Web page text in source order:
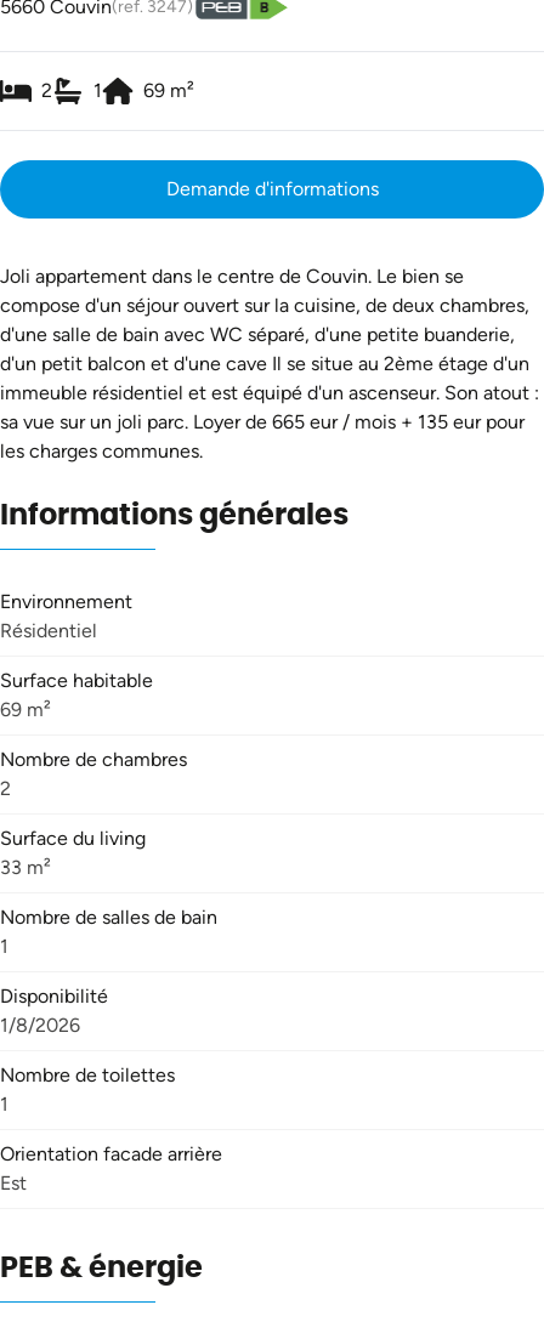
5660 Couvin(ref. 3247)
2 1 69 m²
Demande d'informations
Joli appartement dans le centre de Couvin. Le bien se
compose d'un séjour ouvert sur la cuisine, de deux chambres,
d'une salle de bain avec WC séparé, d'une petite buanderie,
d'un petit balcon et d'une cave Il se situe au 2ème étage d'un
immeuble résidentiel et est équipé d'un ascenseur. Son atout :
sa vue sur un joli parc. Loyer de 665 eur / mois + 135 eur pour
les charges communes.
Informations générales
Environnement
Résidentiel
Surface habitable
69 m²
Nombre de chambres
2
Surface du living
33 m²
Nombre de salles de bain
1
Disponibilité
1/8/2026
Nombre de toilettes
1
Orientation facade arrière
Est
PEB & énergie